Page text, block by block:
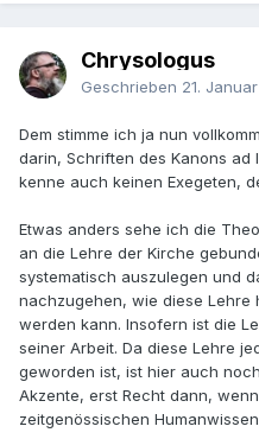
Chrysologus
Geschrieben 21.
Dem stimme ich ja nun
darin, Schriften des Kanons ad
kenne auch keinen Exegeten,
Etwas anders sehe ich die
an die Lehre der Kirche
systematisch auszulegen und
nachzugehen, wie diese
werden kann. Insofern ist die
seiner Arbeit. Da diese Lehre
geworden ist, ist hier auch
Akzente, erst Recht dann,
zeitgenössischen